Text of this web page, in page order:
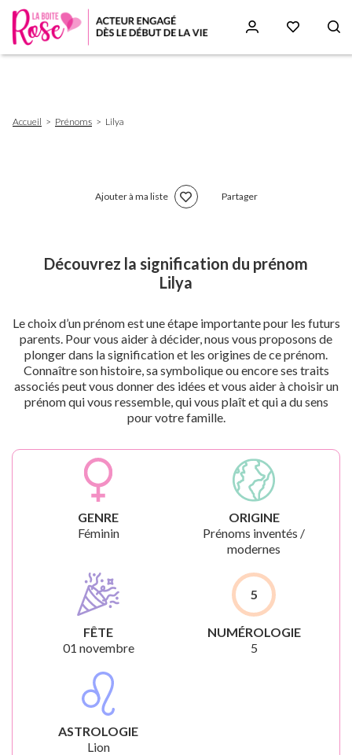
d'Ariane
Accueil Prénoms Lilya
Ajouter à ma liste Partager
Découvrez la signification du prénom
Lilya
Le choix d’un prénom est une étape importante pour les futurs
parents. Pour vous aider à décider, nous vous proposons de
plonger dans la signification et les origines de ce prénom.
Connaître son histoire, sa symbolique ou encore ses traits
associés peut vous donner des idées et vous aider à choisir un
prénom qui vous ressemble, qui vous plaît et qui a du sens
pour votre famille.
GENRE
Féminin
ORIGINE
Prénoms inventés /
modernes
FÊTE
01 novembre
5
NUMÉROLOGIE
5
ASTROLOGIE
Lion